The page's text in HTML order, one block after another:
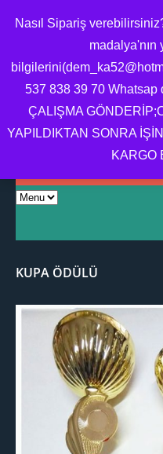
ÖRNEĞI
KUPA ÖDÜLÜ
Nasıl Sipariş
madalya'nın
537 838 39 70
ÇALIŞMA
YAPILDIKTAN SONRA
KARGO